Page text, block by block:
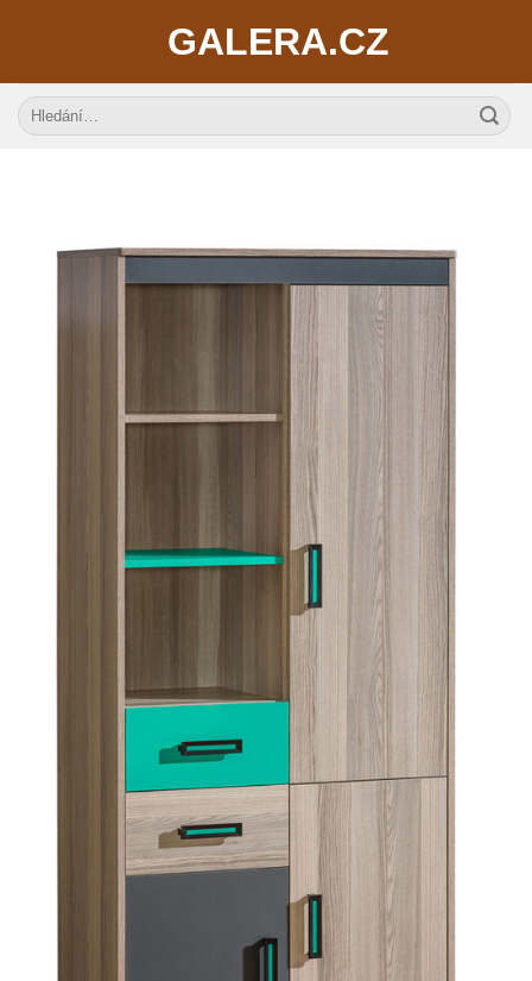
GALERA.CZ
Hledat: